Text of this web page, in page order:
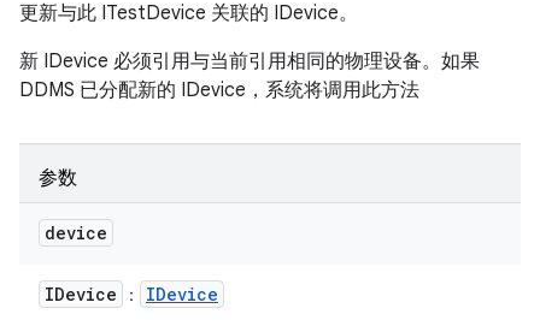
更新与此 ITestDevice 关联的 IDevice。
新 IDevice 必须引用与当前引用相同的物理设备。如果
DDMS 已分配新的 IDevice，系统将调用此方法
参数
device
IDevice ： IDevice